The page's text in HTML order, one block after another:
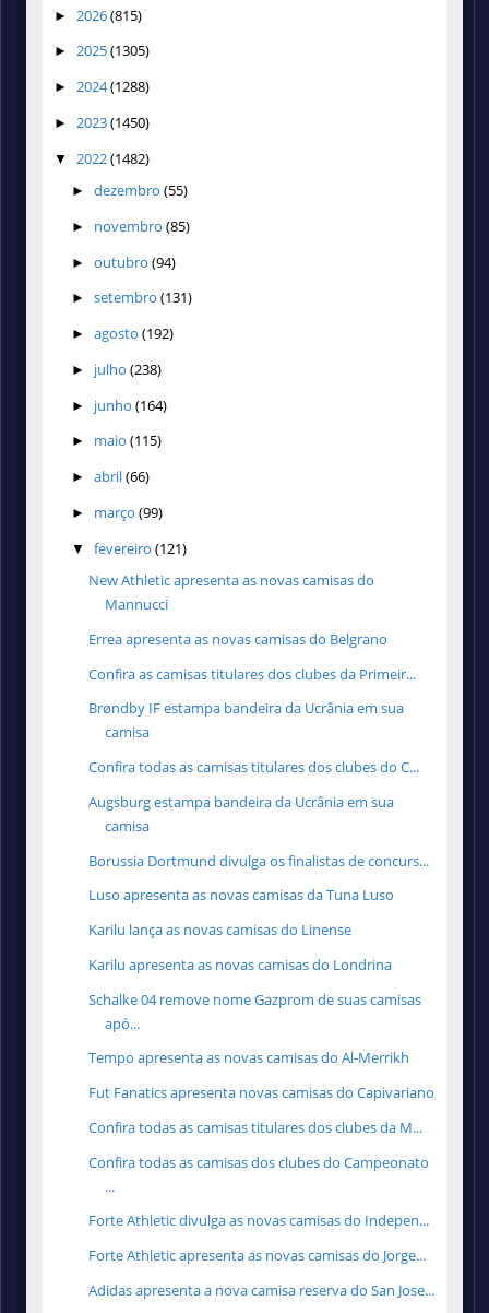
► 2026(815)
► 2025(1305)
► 2024(1288)
► 2023(1450)
▼ 2022(1482)
► dezembro (55)
► novembro (85)
► outubro (94)
► setembro (131)
► agosto (192)
► julho (238)
► junho (164)
► maio (115)
► abril(66)
► março (99)
▼ fevereiro (121)
New Athletic apresenta as novas camisas do
Mannucci
Errea apresenta as novas camisas do Belgrano
Confira as camisas titulares dos clubes da Primeir...
Brøndby IF estampa bandeira da Ucrânia em sua
camisa
Confira todas as camisas titulares dos clubes do C...
Augsburg estampa bandeira da Ucrânia em sua
camisa
Borussia Dortmund divulga os finalistas de concurs...
Luso apresenta as novas camisas da Tuna Luso
Karilu lança as novas camisas do Linense
Karilu apresenta as novas camisas do Londrina
Schalke 04 remove nome Gazprom de suas camisas
apó...
Tempo apresenta as novas camisas do Al-Merrikh
Fut Fanatics apresenta novas camisas do Capivariano
Confira todas as camisas titulares dos clubes da M...
Confira todas as camisas dos clubes do Campeonato
...
Forte Athletic divulga as novas camisas do Indepen...
Forte Athletic apresenta as novas camisas do Jorge...
Adidas apresenta a nova camisa reserva do San Jose...